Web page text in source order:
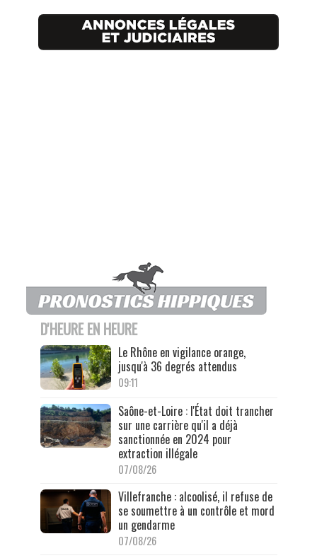
D'HEURE EN HEURE
Le Rhône en vigilance orange,
jusqu'à 36 degrés attendus
09:11
Saône-et-Loire : l'État doit trancher
sur une carrière qu'il a déjà
sanctionnée en 2024 pour
extraction illégale
07/08/26
Villefranche : alcoolisé, il refuse de
se soumettre à un contrôle et mord
un gendarme
07/08/26